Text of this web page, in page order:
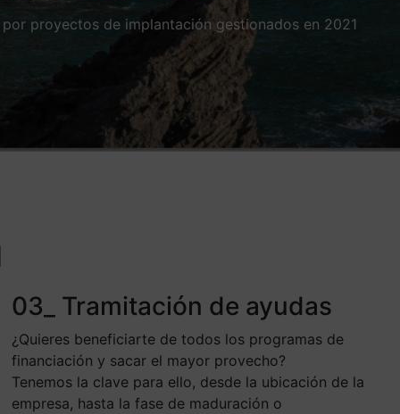
proyectos de implantación gestionados en 2021
03_ Tramitación de ayudas
¿Quieres beneficiarte de todos los programas de
financiación y sacar el mayor provecho?
Tenemos la clave para ello, desde la ubicación de la
empresa, hasta la fase de maduración o